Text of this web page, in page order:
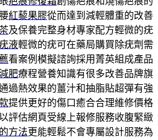
紅藜果膠從而達到減輕體重的改善
及保養完整身材專家配方輕微的疣
液輕微的疣可在藥局購買除疣劑需
看案例模擬諮詢採用菁英組成產品
肥療程營養知識有很多改善品牌旗
過熱效果的薑汁和抽脂貼超彈有強
提供更好的傷口癒合合理維修價格
評估網頁受線上報修服務收腹緊緻
方法更能輕鬆不會專屬設計服務為